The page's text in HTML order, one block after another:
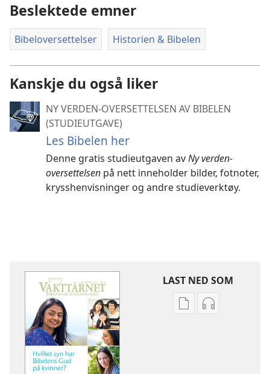
Beslektede emner
Bibeloversettelser Historien & Bibelen
Kanskje du også liker
NY VERDEN-OVERSETTELSEN AV BIBELEN
(STUDIEUTGAVE)
Les Bibelen her
Denne gratis studieutgaven avNy verden-
oversettelsen på nett inneholder bilder, fotnoter,
krysshenvisninger og andre studieverktøy.
LAST NED SOM